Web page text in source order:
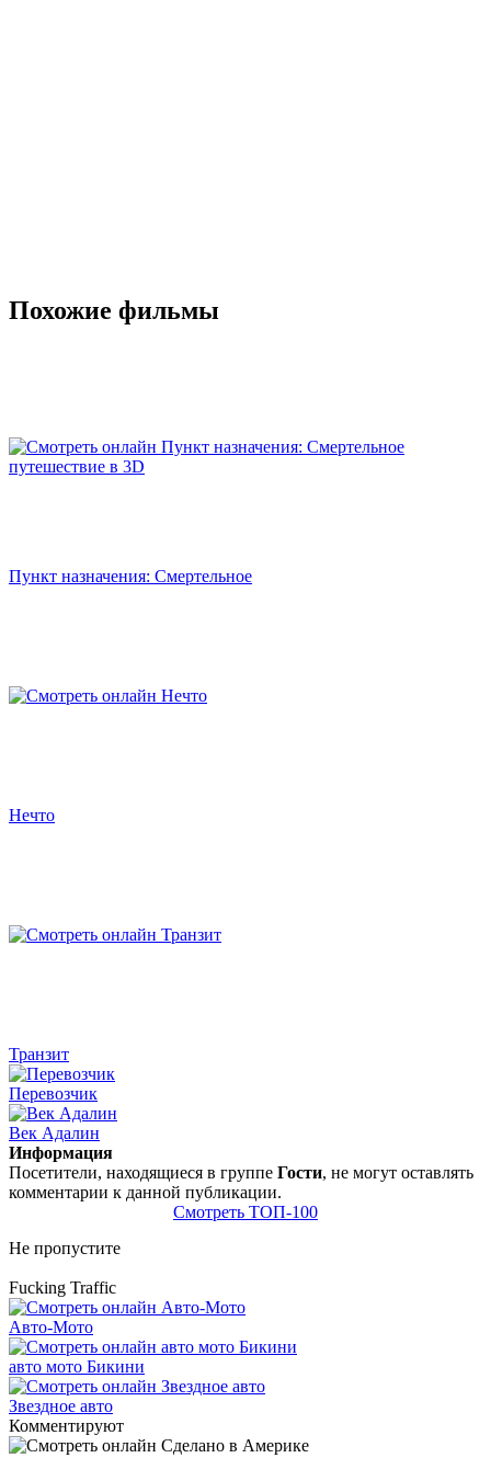
Похожие фильмы
Пункт назначения: Смертельное
Нечто
Транзит
Перевозчик
Век Адалин
Информация
Посетители, находящиеся в группе Гости, не могут оставлять
комментарии к данной публикации.
Смотреть ТОП-100
Не пропустите
Fucking Traffic
Авто-Мото
авто мото Бикини
Звездное авто
Комментируют